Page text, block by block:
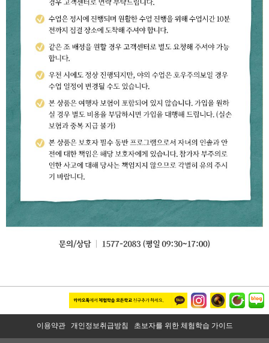
이용약관 개인정보취급방침 초보자를 위한 체험학습 가이드